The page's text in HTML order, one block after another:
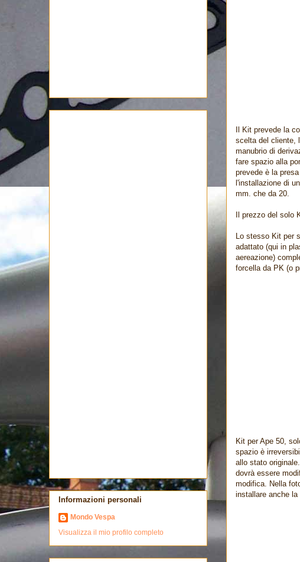
Il Kit prevede la
scelta del cliente,
manubrio di
fare spazio alla
prevede è la
l'installazione di
mm. che da 20.
Il prezzo del solo
Lo stesso Kit per
adattato (qui in
aereazione)
forcella da PK (o
Kit per Ape 50,
spazio è
allo stato
dovrà essere
modifica. Nella
installare anche
Informazioni personali
Mondo Vespa
Visualizza il mio profilo completo